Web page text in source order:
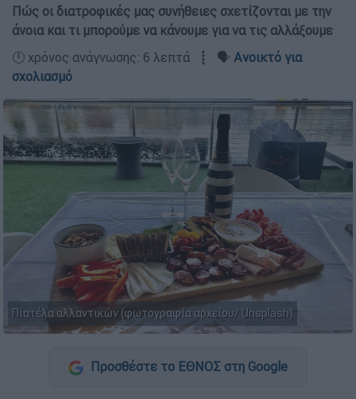
Πώς οι διατροφικές μας συνήθειες σχετίζονται με την
άνοια και τι μπορούμε να κάνουμε για να τις αλλάξουμε
🕛 χρόνος ανάγνωσης: 6 λεπτά ┋ 🗣️ Ανοικτό για
σχολιασμό
Πιατέλα αλλαντικών (φωτογραφία αρχείου/ Unsplash)
Προσθέστε το ΕΘΝΟΣ στη Google